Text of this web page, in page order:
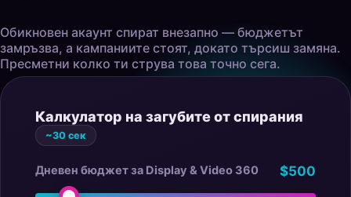
Обикновен акаунт спират внезапно — бюджетът
замръзва, а кампаниите стоят, докато търсиш замяна.
Пресметни колко ти струва това точно сега.
Калкулатор на загубите от спирания
~30 сек
Дневен бюджет за Display & Video 360 $500